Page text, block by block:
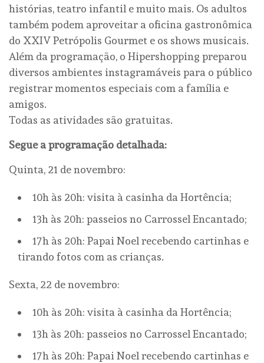
histórias, teatro infantil e muito mais. Os adultos
também podem aproveitar a oficina gastronômica
do XXIV Petrópolis Gourmet e os shows musicais.
Além da programação, o Hipershopping preparou
diversos ambientes instagramáveis para o público
registrar momentos especiais com a família e
amigos.
Todas as atividades são gratuitas.
Segue a programação detalhada:
Quinta, 21 de novembro:
10h às 20h: visita à casinha da Hortência;
13h às 20h: passeios no Carrossel Encantado;
17h às 20h: Papai Noel recebendo cartinhas e
tirando fotos com as crianças.
Sexta, 22 de novembro:
10h às 20h: visita à casinha da Hortência;
13h às 20h: passeios no Carrossel Encantado;
17h às 20h: Papai Noel recebendo cartinhas e